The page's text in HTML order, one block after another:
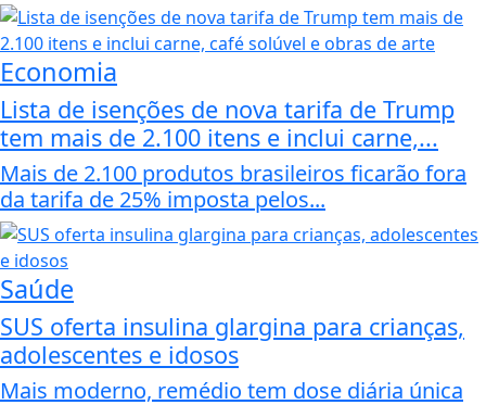
Economia
Lista de isenções de nova tarifa de Trump
tem mais de 2.100 itens e inclui carne,...
Mais de 2.100 produtos brasileiros ficarão fora
da tarifa de 25% imposta pelos...
Saúde
SUS oferta insulina glargina para crianças,
adolescentes e idosos
Mais moderno, remédio tem dose diária única